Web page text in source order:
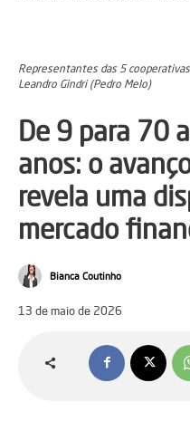
Representantes das 5
Leandro Gindri (Pedro Melo)
De 9 para 70
anos: o
revela uma
mercado
Bianca Coutinho
13 de maio de 2026